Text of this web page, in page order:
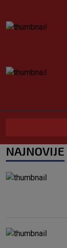
NAJNOVIJE